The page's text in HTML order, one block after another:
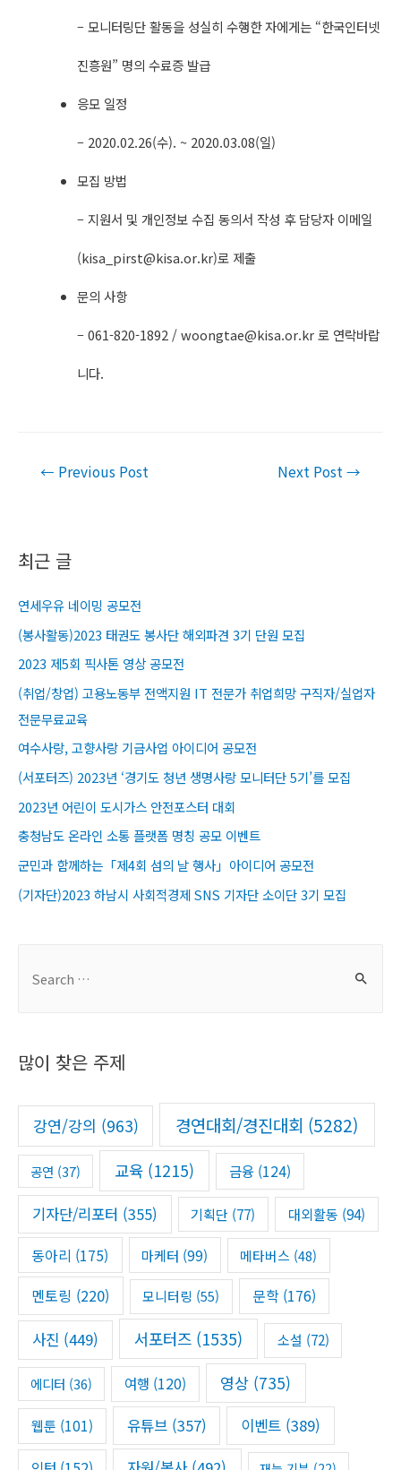
최근 글
연세우유 네이밍 공모전
(봉사활동)2023 태권도 봉사단 해외파견 3기 단원 모집
2023 제5회 픽사톤 영상 공모전
(취업/창업) 고용노동부 전액지원 IT 전문가 취업희망 구직자/실업자
전문무료교육​
여수사랑, 고향사랑 기금사업 아이디어 공모전
(서포터즈) 2023년 ‘경기도 청년 생명사랑 모니터단 5기’를 모집
2023년 어린이 도시가스 안전포스터 대회
충청남도 온라인 소통 플랫폼 명칭 공모 이벤트
군민과 함께하는「제4회 섬의 날 행사」아이디어 공모전
(기자단)2023 하남시 사회적경제 SNS 기자단 소이단 3기 모집
c
f
:
많이 찾은 주제
강연/강의 (963) 경연대회/경진대회 (5282)
공연 (37) 교육(1215) 금융(124)
기자단/리포터 (355) 기획단 (77) 대외활동 (94)
동아리 (175) 마케터 (99) 메타버스 (48)
멘토링 (220) 모니터링 (55) 문학(176)
사진 (449) 서포터즈 (1535) 소설 (72)
에디터 (36) 여행 (120) 영상 (735)
웹툰 (101) 유튜브(357) 이벤트 (389)
– 모니터링단 활동을 성실히 수행한 자에게는 “한국인터넷
진흥원” 명의 수료증 발급
응모 일정
– 2020.02.26(수). ~ 2020.03.08​(일)
모집 방법
– 지원서 및 개인정보 수집 동의서 작성 후 담당자 이메일
(kisa_pirst@kisa.or.kr)로 제출​
문의 사항
– 061-820-1892 /woongtae@kisa.or.kr로 연락바랍
니다.
Post
← Previous Post Next Post →